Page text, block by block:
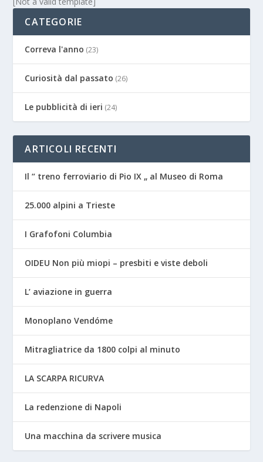
CATEGORIE
Correva l'anno (23)
Curiosità dal passato (26)
Le pubblicità di ieri (24)
ARTICOLI RECENTI
Il “ treno ferroviario di Pio IX „ al Museo di Roma
25.000 alpini a Trieste
I Grafofoni Columbia
OIDEU Non più miopi – presbiti e viste deboli
L’ aviazione in guerra
Monoplano Vendóme
Mitragliatrice da 1800 colpi al minuto
LA SCARPA RICURVA
La redenzione di Napoli
Una macchina da scrivere musica